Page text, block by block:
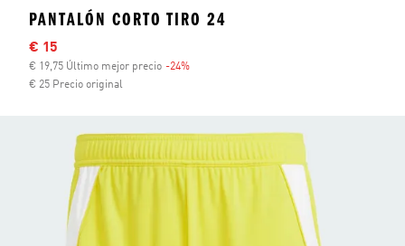
PANTALÓN CORTO TIRO 24
Precio rebajado
€ 15
€ 19,75 Último mejor precio -24%
€ 25 Precio original